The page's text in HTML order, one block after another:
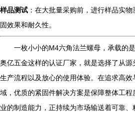
样品测试 ：在大批量采购前，进行样品实
固效果和耐久性。
一枚小小的M4六角法兰螺母，承载的
奥亿五金这样的认证厂家，就是选择了从
生产流程以及放心的使用体验。在追求高
域，优质的紧固件解决方案是保障整体工
业的制造能力，正持续为市场输送着可靠